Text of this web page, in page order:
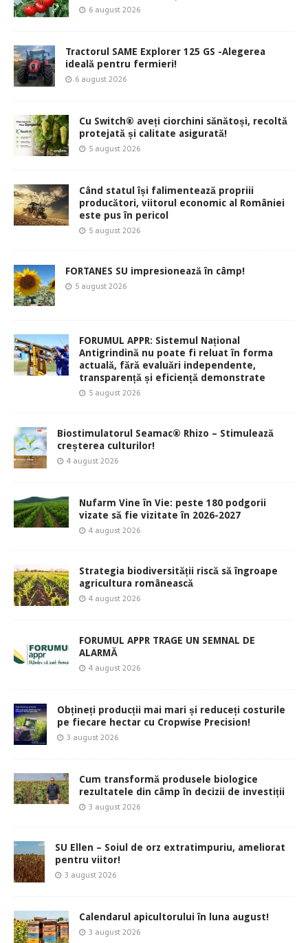
6 august 2026
Tractorul SAME Explorer 125 GS -Alegerea
ideală pentru fermieri!
6 august 2026
Cu Switch® aveți ciorchini sănătoși, recoltă
protejată și calitate asigurată!
5 august 2026
Când statul își falimentează propriii
producători, viitorul economic al României
este pus în pericol
5 august 2026
FORTANES SU impresionează în câmp!
5 august 2026
FORUMUL APPR: Sistemul Național
Antigrindină nu poate fi reluat în forma
actuală, fără evaluări independente,
transparență și eficiență demonstrate
5 august 2026
Biostimulatorul Seamac® Rhizo – Stimulează
creșterea culturilor!
4 august 2026
Nufarm Vine în Vie: peste 180 podgorii
vizate să fie vizitate în 2026-2027
4 august 2026
Strategia biodiversității riscă să îngroape
agricultura românească
4 august 2026
FORUMUL APPR TRAGE UN SEMNAL DE
ALARMĂ
4 august 2026
Obțineți producții mai mari și reduceți costurile
pe fiecare hectar cu Cropwise Precision!
3 august 2026
Cum transformă produsele biologice
rezultatele din câmp în decizii de investiții
3 august 2026
SU Ellen – Soiul de orz extratimpuriu, ameliorat
pentru viitor!
3 august 2026
Calendarul apicultorului în luna august!
3 august 2026